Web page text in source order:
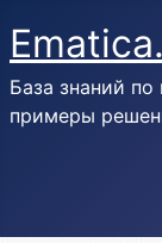
База знаний
примеры